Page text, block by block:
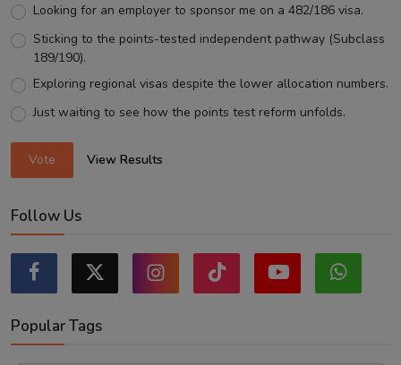
Looking for an employer to sponsor me on a 482/186 visa.
Sticking to the points-tested independent pathway (Subclass
189/190).
Exploring regional visas despite the lower allocation numbers.
Just waiting to see how the points test reform unfolds.
Vote View Results
Follow Us
Popular Tags